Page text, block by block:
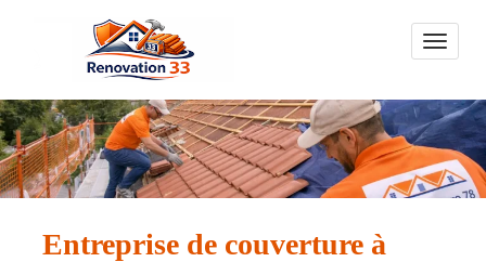
Toggle
Entreprise de couverture à